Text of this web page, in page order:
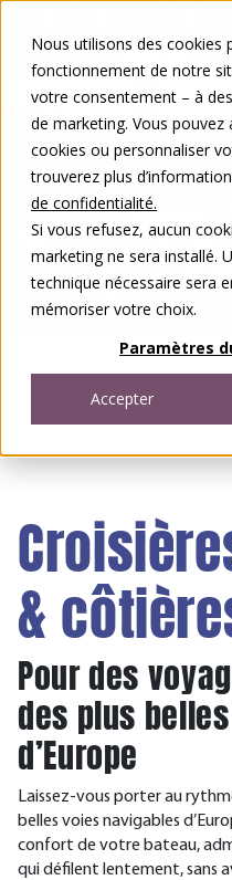
Nous utilisons des cookies
fonctionnement de notre
votre consentement – à
de marketing. Vous pouvez
cookies ou personnaliser
trouverez plus
de confidentialité.
Si vous refusez, aucun
marketing ne sera installé.
technique nécessaire sera
mémoriser votre choix.
Paramètres
Accepter
DEFR
Open menu
&
Pour des
des plus
d’Europe
Laissez-vous porter au
belles voies navigables
confort de votre bateau,
qui défilent lentement, sans